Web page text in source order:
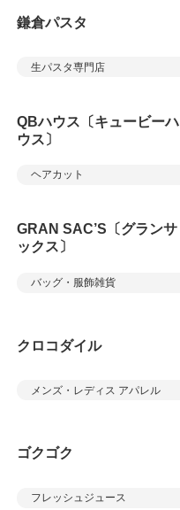
鎌倉パスタ
生パスタ専門店
QBハウス〔キュービーハ
ウス〕
ヘアカット
GRAN SAC’S〔グランサ
ックス〕
バッグ・服飾雑貨
クロコダイル
メンズ・レディス アパレル
ゴクゴク
フレッシュジュース